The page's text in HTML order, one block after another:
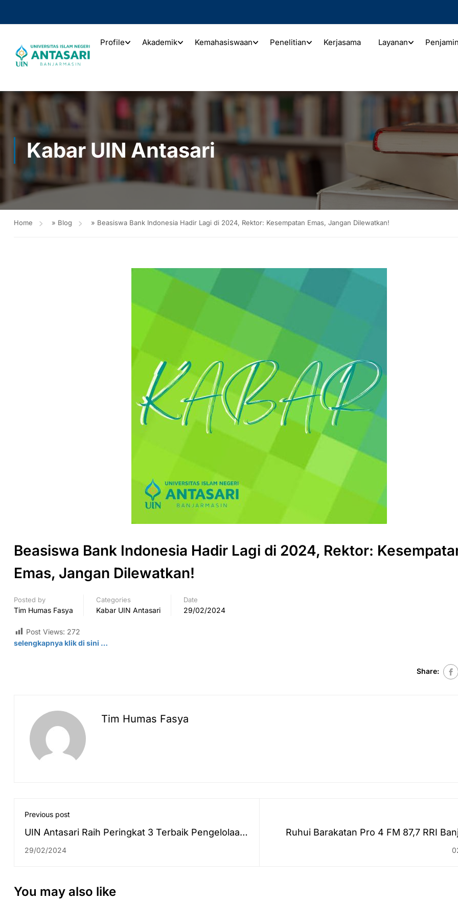
Profile Akademik Kemahasiswaan Penelitian Kerjasama Layanan
Kabar UIN Antasari
Home » Blog » Beasiswa Bank Indonesia Hadir Lagi di 2024, Rektor: Kesempatan Emas, Jangan Dilewatkan!
Beasiswa Bank Indonesia Hadir Lagi di 2024, Rektor:
Emas, Jangan Dilewatkan!
Posted by
Tim Humas Fasya
Categories
Kabar UIN Antasari
Date
29/02/2024
Post Views: 272
selengkapnya klik di sini …
Share:
Tim Humas Fasya
Previous post
UIN Antasari Raih Peringkat 3 Terbaik Pengelolaan
Data Kontrak 2023
29/02/2024
Ruhui Barakatan Pro 4 FM 87,7 RRI
pada 02
You may also like